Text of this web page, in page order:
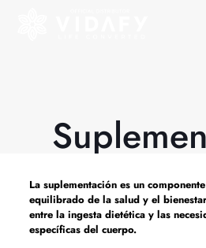
La suplementaciónes un
equilibrado de la salud y el
entre la ingesta dietética y las
específicas del cuerpo.